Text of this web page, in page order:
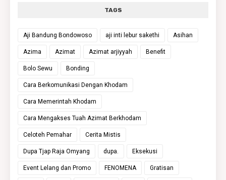
TAGS
Aji Bandung Bondowoso aji inti lebur sakethi Asihan
Azima Azimat Azimat arjiyyah Benefit
Bolo Sewu Bonding
Cara Berkomunikasi Dengan Khodam
Cara Memerintah Khodam
Cara Mengakses Tuah Azimat Berkhodam
Celoteh Pemahar Cerita Mistis
Dupa Tjap Raja Omyang dupa. Eksekusi
Event Lelang dan Promo FENOMENA Gratisan